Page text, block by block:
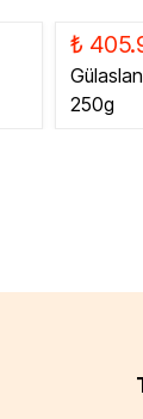
₺
Gülaslan
250g